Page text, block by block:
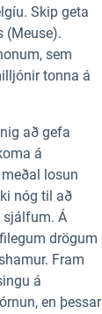
Skip geta
(Meuse).
sem
tonna á
að gefa
á
losun
nóg til að
Á
drögum
Fram
á
en þessar